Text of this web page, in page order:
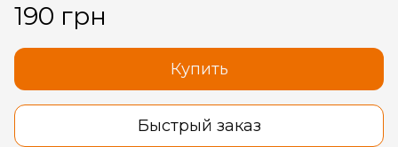
190 грн
Купить
Быстрый заказ